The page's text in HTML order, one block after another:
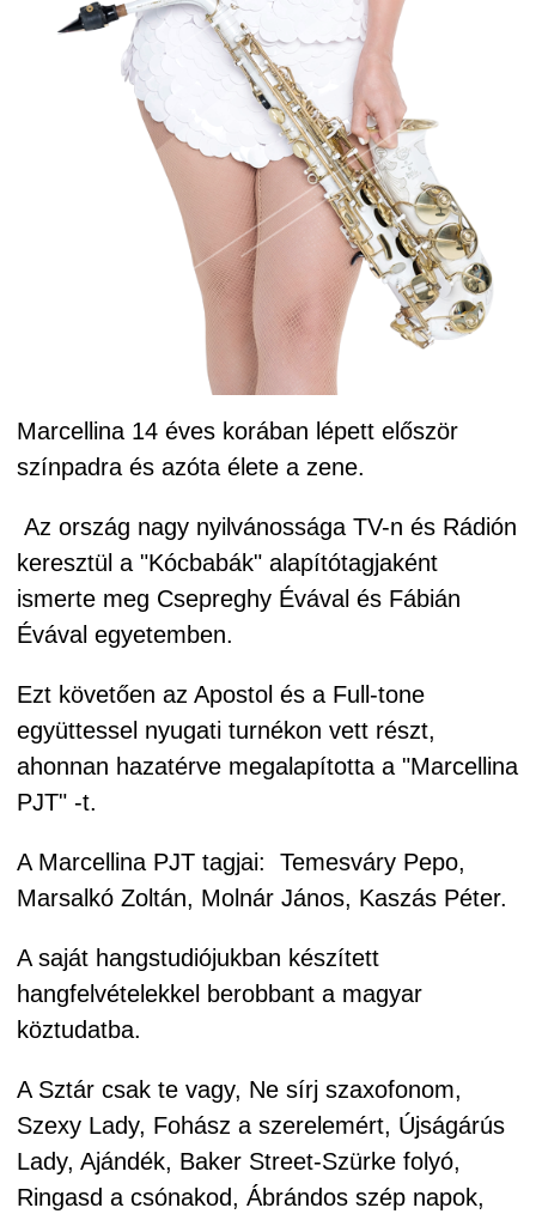
Marcellina 14 éves korában lépett először
színpadra és azóta élete a zene.
Az ország nagy nyilvánossága TV-n és Rádión
keresztül a "Kócbabák" alapítótagjaként
ismerte meg Csepreghy Évával és Fábián
Évával egyetemben.
Ezt követően az Apostol és a Full-tone
együttessel nyugati turnékon vett részt,
ahonnan hazatérve megalapította a "Marcellina
PJT" -t.
A Marcellina PJT tagjai: Temesváry Pepo,
Marsalkó Zoltán, Molnár János, Kaszás Péter.
A saját hangstudiójukban készített
hangfelvételekkel berobbant a magyar
köztudatba.
A Sztár csak te vagy, Ne sírj szaxofonom,
Szexy Lady, Fohász a szerelemért, Újságárús
Lady, Ajándék, Baker Street-Szürke folyó,
Ringasd a csónakod, Ábrándos szép napok,